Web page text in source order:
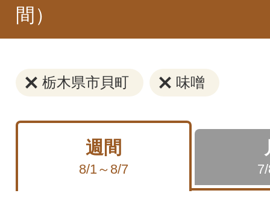
間）
栃木県市貝町 味噌
週間
8/1～8/7